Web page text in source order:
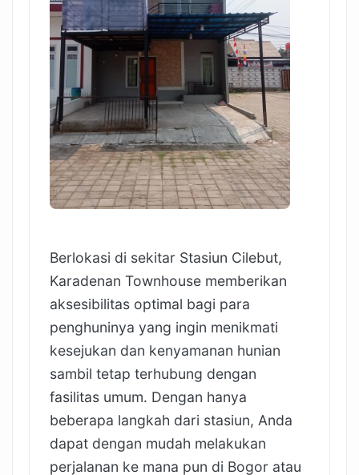
Berlokasi di sekitar Stasiun Cilebut,
Karadenan Townhouse memberikan
aksesibilitas optimal bagi para
penghuninya yang ingin menikmati
kesejukan dan kenyamanan hunian
sambil tetap terhubung dengan
fasilitas umum. Dengan hanya
beberapa langkah dari stasiun, Anda
dapat dengan mudah melakukan
perjalanan ke mana pun di Bogor atau